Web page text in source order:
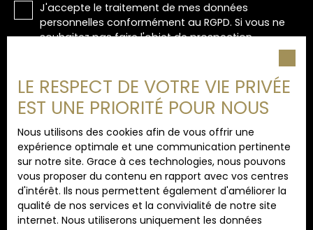
J'accepte le traitement de mes données
personnelles conformément au RGPD. Si vous ne
souhaitez pas faire l'objet de prospection
commerciale par voie téléphonique, vous pouvez
vous inscrire gratuitement sur la liste d'opposition
au démarchage téléphonique, prévu par l'article
L223-1 du code de la consommation, sur le site
Internet www.bloctel.gouv.fr ou par courrier
adressé à :
Société Worldline, Service Bloctel, CS 61311, 41013
BLOIS CEDEX.
Pour en savoir plus sur le traitement de vos
données personnelles, veuillez consulter notre
LE RESPECT DE VOTRE VIE PRIVÉE
EST UNE PRIORITÉ POUR NOUS
Nous utilisons des cookies afin de vous offrir une
expérience optimale et une communication pertinente
sur notre site. Grace à ces technologies, nous pouvons
vous proposer du contenu en rapport avec vos centres
d'intérêt. Ils nous permettent également d'améliorer la
qualité de nos services et la convivialité de notre site
internet. Nous utiliserons uniquement les données